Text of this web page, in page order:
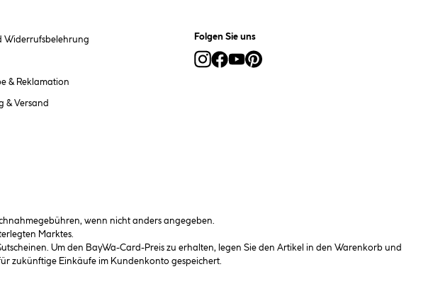
Widerrufsbelehrung
& Reklamation
& Versand
Folgen Sie uns
wenn nicht anders angegeben.
Marktes.
Um den BayWa-Card-Preis zu erhalten, legen Sie den Artikel in den Warenkorb und
zukünftige Einkäufe im Kundenkonto gespeichert.